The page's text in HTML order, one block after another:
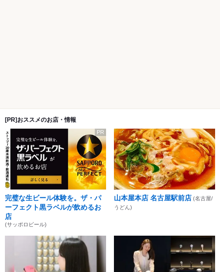
[PR]おススメのお店・情報
PR
完璧な生ビール体験を。ザ・パ
ーフェクト黒ラベルが飲めるお
店
(サッポロビール)
山本屋本店 名古屋駅前店 (名古屋/
うどん)